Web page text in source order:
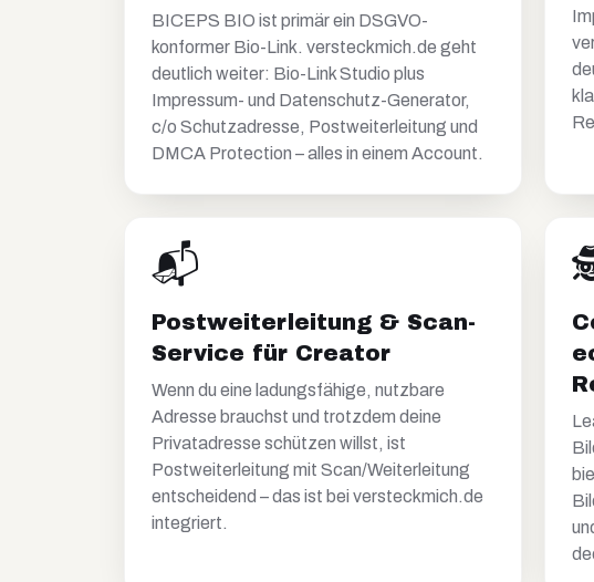
BICEPS BIO ist primär ein DSGVO-
konformer Bio-Link. versteckmich.de geht
deutlich weiter: Bio-Link Studio plus
Impressum- und Datenschutz-Generator,
c/o Schutzadresse, Postweiterleitung und
DMCA Protection – alles in einem Account.
📬
Postweiterleitung & Scan-
Service für Creator
Wenn du eine ladungsfähige, nutzbare
Adresse brauchst und trotzdem deine
Privatadresse schützen willst, ist
Postweiterleitung mit Scan/Weiterleitung
entscheidend – das ist bei versteckmich.de
integriert.